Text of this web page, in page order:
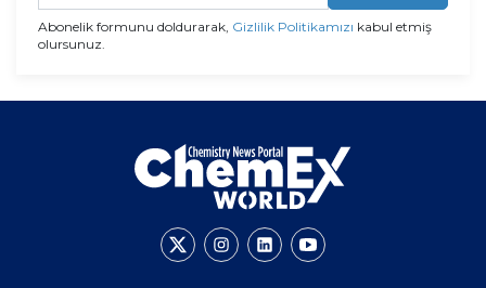
Abonelik formunu doldurarak, Gizlilik Politikamızı kabul etmiş
olursunuz.